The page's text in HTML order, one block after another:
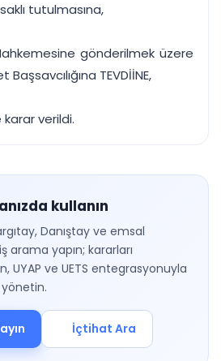
saklı tutulmasına,
gönderilmek üzere
TEVDİİNE,
karar verildi.
kullanın
Danıştay ve emsal
arama yapın; kararları
UYAP ve UETS entegrasyonuyla
İçtihat Ara